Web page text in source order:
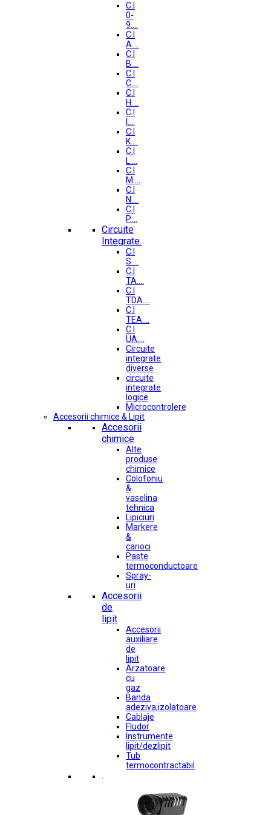
C.I
0-
9....
C.I
A....
C.I
B....
C.I
C....
C.I
H....
C.I
C.I
K....
C.I
L....
C.I
M....
C.I
N....
C.I
P....
Circuite
Integrate.
C.I
S....
C.I
TA....
C.I
TDA....
C.I
TEA....
C.I
UA....
Circuite
integrate
diverse
circuite
integrate
logice
Microcontrolere
Accesorii chimice & Lipit
Accesorii
chimice
Alte
produse
chimice
Colofoniu
&
vaselina
tehnica
Lipiciuri
Markere
&
carioci
Paste
termoconductoare
Spray-
uri
Accesorii
de
lipit
Accesorii
auxiliare
de
lipit
Arzatoare
cu
gaz
Banda
adeziva,izolatoare
Cablaje
Fludor
Instrumente
lipit/dezlipit
Tub
termocontractabil
.